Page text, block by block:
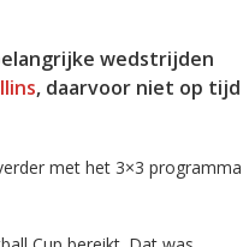
wedstrijden
, daarvoor niet op tijd
met het 3×3 programma